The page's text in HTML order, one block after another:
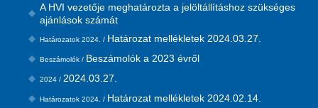
A HVI vezetője meghatározta a jelöltállításhoz szükséges
ajánlások számát
Határozatok 2024. / Határozat mellékletek 2024.03.27.
Beszámolók / Beszámolók a 2023 évről
2024 / 2024.03.27.
Határozatok 2024. / Határozat mellékletek 2024.02.14.